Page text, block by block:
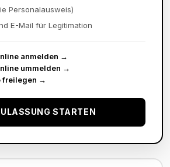
Personalausweis)
E-Mail für Legitimation
anmelden →
ummelden →
freilegen →
STARTEN